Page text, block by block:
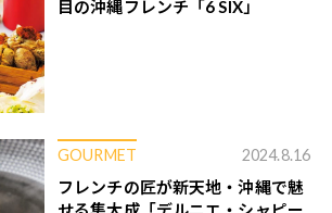
目の沖縄フレンチ「6 SIX」
GOURMET 2024.8.16
フレンチの匠が新天地・沖縄で魅